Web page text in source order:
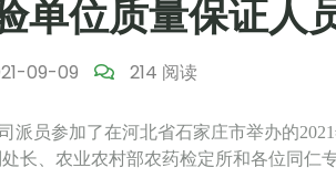
单位质量保证人
09-09 214 阅读
派员参加了在河北省石家庄市举办的2021
长、农业农村部农药检定所和各位同仁